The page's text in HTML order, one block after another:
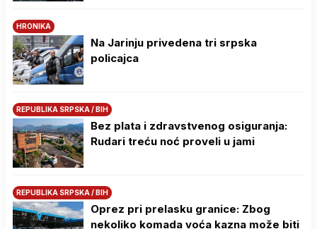
HRONIKA
Na Јarinju privedena tri srpska
policajca
REPUBLIKA SRPSKA / BIH
Bez plata i zdravstvenog osiguranja:
Rudari treću noć proveli u jami
REPUBLIKA SRPSKA / BIH
Oprez pri prelasku granice: Zbog
nekoliko komada voća kazna može biti